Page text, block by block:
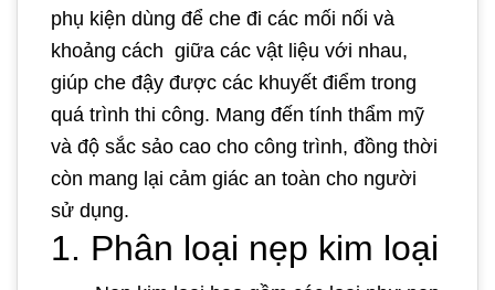
phụ kiện dùng để che đi các mối nối và
khoảng cách giữa các vật liệu với nhau,
giúp che đậy được các khuyết điểm trong
quá trình thi công. Mang đến tính thẩm mỹ
và độ sắc sảo cao cho công trình, đồng thời
còn mang lại cảm giác an toàn cho người
sử dụng.
1. Phân loại nẹp kim loại